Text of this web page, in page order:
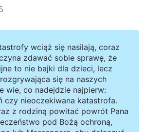
wciąż się nasilają, coraz
zdawać sobie sprawę, że
to nie bajki dla dzieci, lecz
się na naszych
wie, co nadejdzie najpierw:
czy nieoczekiwana katastrofa.
z rodziną powitać powrót Pana
pod Bożą ochroną,